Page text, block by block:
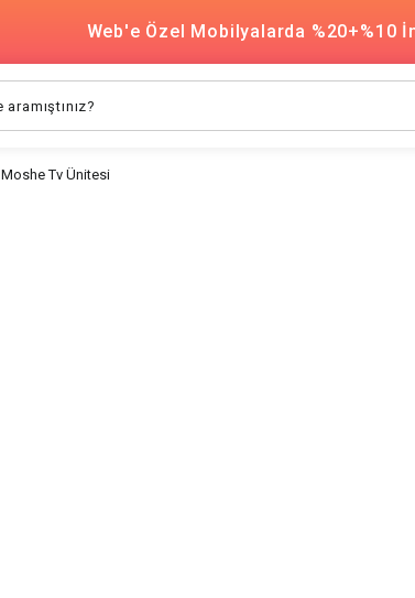
Web'e Özel Mobilyalarda %20+%10
Moshe Tv Ünitesi